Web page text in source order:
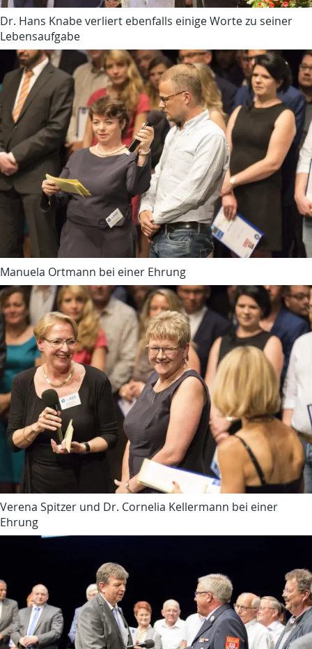
Dr. Hans Knabe verliert ebenfalls einige Worte zu seiner
Lebensaufgabe
Manuela Ortmann bei einer Ehrung
Verena Spitzer und Dr. Cornelia Kellermann bei einer
Ehrung